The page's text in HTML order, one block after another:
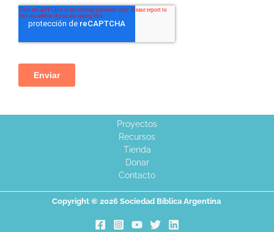
Proyectos
Recursos
Tienda
Donar
Contacto
Copyright © 2026 Sociedad Bíblica Argentina